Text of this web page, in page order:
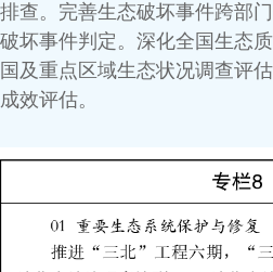
排查。完善生态破坏事件跨部
破坏事件判定。深化全国生态
国及重点区域生态状况调查评
成效评估。